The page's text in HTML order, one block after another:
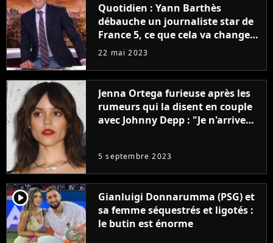
Quotidien : Yann Barthès
débauche un journaliste star de
France 5, ce que cela va changer
à la rentrée
22 mai 2023
Jenna Ortega furieuse après les
rumeurs qui la disent en couple
avec Johnny Depp : "Je n'arrive
5 septembre 2023
player2
Gianluigi Donnarumma (PSG) et
sa femme séquestrés et ligotés :
le butin est énorme